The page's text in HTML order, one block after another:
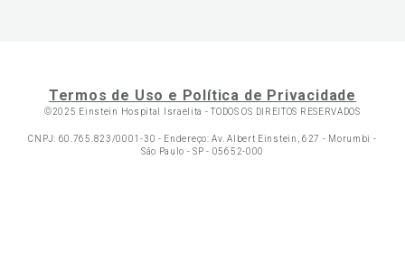
Termos de Uso e Política de Privacidade
©2025 Einstein Hospital Israelita -TODOS OS DIREITOS RESERVADOS
CNPJ: 60.765.823/0001-30 - Endereço: Av. Albert Einstein, 627 - Morumbi -
São Paulo - SP - 05652-000